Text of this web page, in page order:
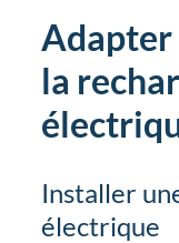
Adapter
la
Installer
électrique